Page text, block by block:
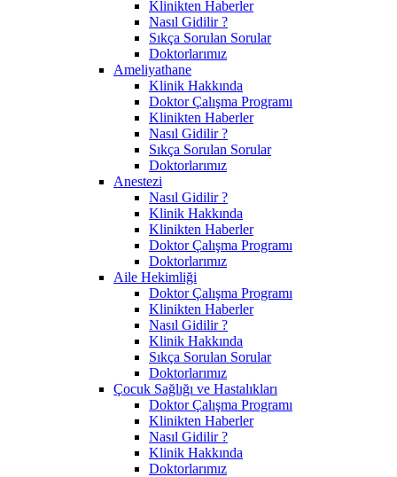
Klinikten Haberler
Nasıl Gidilir ?
Sıkça Sorulan Sorular
Doktorlarımız
Ameliyathane
Klinik Hakkında
Doktor Çalışma Programı
Klinikten Haberler
Nasıl Gidilir ?
Sıkça Sorulan Sorular
Doktorlarımız
Anestezi
Nasıl Gidilir ?
Klinik Hakkında
Klinikten Haberler
Doktor Çalışma Programı
Doktorlarımız
Aile Hekimliği
Doktor Çalışma Programı
Klinikten Haberler
Nasıl Gidilir ?
Klinik Hakkında
Sıkça Sorulan Sorular
Doktorlarımız
Çocuk Sağlığı ve Hastalıkları
Doktor Çalışma Programı
Klinikten Haberler
Nasıl Gidilir ?
Klinik Hakkında
Doktorlarımız